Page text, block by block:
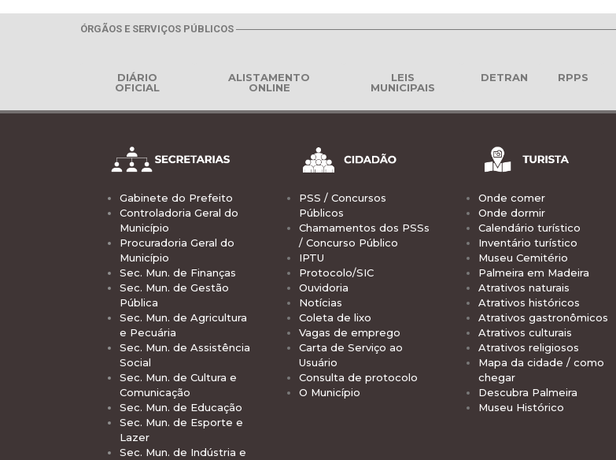
ÓRGÃOS E SERVIÇOS PÚBLICOS
DIÁRIO
OFICIAL
ALISTAMENTO
ONLINE
LEIS
MUNICIPAIS
DETRAN RPPS
Gabinete do Prefeito
Controladoria Geral do
Município
Procuradoria Geral do
Município
Sec. Mun. de Finanças
Sec. Mun. de Gestão
Pública
Sec. Mun. de Agricultura
e Pecuária
Sec. Mun. de Assistência
Social
Sec. Mun. de Cultura e
Comunicação
Sec. Mun. de Educação
Sec. Mun. de Esporte e
Lazer
Sec. Mun. de Indústria e
PSS / Concursos
Públicos
Chamamentos dos PSSs
/ Concurso Público
IPTU
Protocolo/SIC
Ouvidoria
Notícias
Coleta de lixo
Vagas de emprego
Carta de Serviço ao
Usuário
Consulta de protocolo
O Município
Onde comer
Onde dormir
Calendário turístico
Inventário turístico
Museu Cemitério
Palmeira em Madeira
Atrativos naturais
Atrativos históricos
Atrativos gastronômicos
Atrativos culturais
Atrativos religiosos
Mapa da cidade / como
chegar
Descubra Palmeira
Museu Histórico